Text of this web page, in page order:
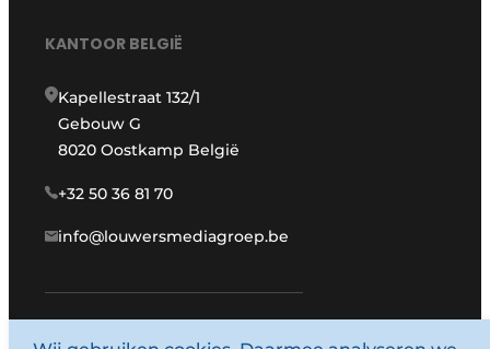
KANTOOR BELGIË
Kapellestraat 132/1
Gebouw G
8020 Oostkamp België
+32 50 36 81 70
info@louwersmediagroep.be